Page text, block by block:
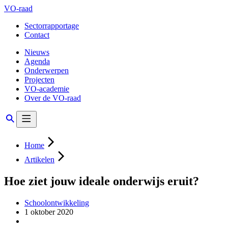
VO-raad
Sectorrapportage
Contact
Nieuws
Agenda
Onderwerpen
Projecten
VO-academie
Over de VO-raad
Home
Artikelen
Hoe ziet jouw ideale onderwijs eruit?
Schoolontwikkeling
1 oktober 2020